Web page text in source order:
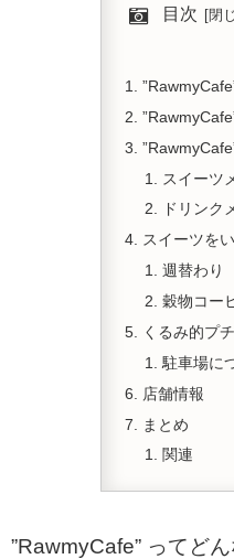
目次
スイーツ
ドリンク
スイーツを
週替わり
穀物コー
くるみ的プ
駐車場に
店舗情報
まとめ
関連
”RawmyCafe” ってど